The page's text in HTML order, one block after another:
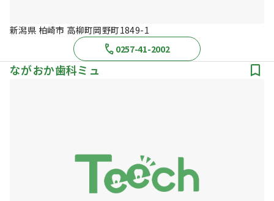
新潟県 柏崎市 高柳町岡野町1849-1
0257-41-2002
ながおか歯科ミュ